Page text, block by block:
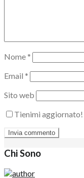
Nome *
Email *
Sito web
Tienimi aggiornato!
Chi Sono